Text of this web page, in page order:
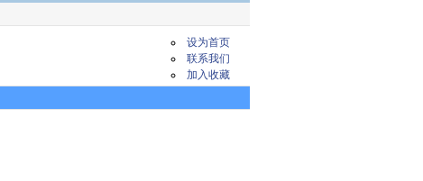
设为首页
联系我们
加入收藏